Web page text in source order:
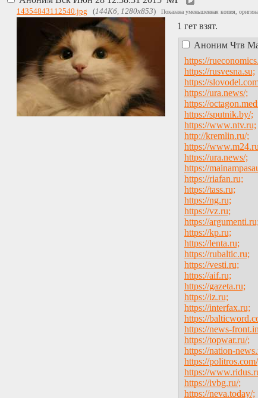
14354843112540.jpg (144Кб, 1280x853) Показана уменьшенная копия,
1 гет взят.
Аноним Чтв
https://
https://rusvesna.su;
https://
https://ura.news/;
https://
https://sputnik.by/;
https://www.ntv.ru;
http://kremlin.ru/;
https://
https://ura.news/;
https://
https://riafan.ru;
https://tass.ru;
https://ng.ru;
https://vz.ru;
https://argumenti.ru;
https://kp.ru;
https://lenta.ru;
https://rubaltic.ru;
https://vesti.ru;
https://aif.ru;
https://gazeta.ru;
https://iz.ru;
https://interfax.ru;
https://
https://news-
https://topwar.ru/;
https://nation-
https://
https://
https://ivbg.ru/;
https://neva.today/;